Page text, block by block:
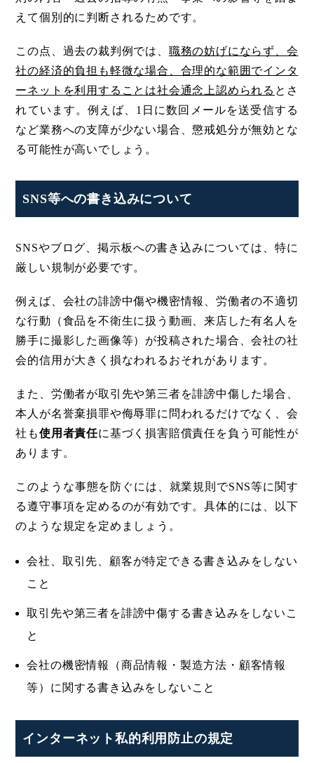
えて個別的に判断されるためです。
この点、過去の裁判例では、 職務の妨げにならず、会
社の経済的負担も軽微な場合、合理的な範囲でインタ
ーネットを利用することは社会通念上認められる とさ
れています。例えば、1日に数回メールを送受信する
など業務への支障が少ない場合、懲戒処分が無効とな
る可能性が高いでしょう。
SNS等への書き込みについて
SNSやブログ、掲示板への書き込みについては、特に
厳しい規制が必要です。
例えば、会社の誹謗中傷や機密情報、労働者の不適切
な行動（食品を不衛生に扱う動画、来店した有名人を
勝手に撮影した画像等）が投稿された場合、会社の社
会的信用が大きく損なわれるおそれがあります。
また、労働者が取引先や第三者を誹謗中傷した場合、
本人が名誉棄損罪や侮辱罪に問われるだけでなく、会
社も使用者責任に基づく損害賠償責任を負う可能性が
あります。
このような事態を防ぐには、就業規則でSNS等に関す
る遵守事項を定めるのが有効です。具体的には、以下
のような規定を定めましょう。
会社、取引先、顧客が特定できる書き込みをしない
こと
取引先や第三者を誹謗中傷する書き込みをしないこ
と
会社の機密情報（商品情報・製造方法・顧客情報
等）に関する書き込みをしないこと
インターネット私的利用防止の規定